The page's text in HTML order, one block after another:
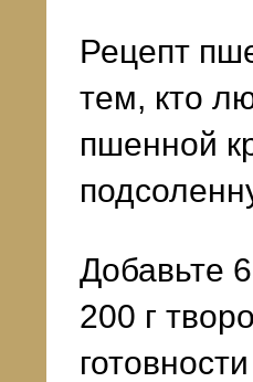
Рецепт
тем, кто
пшенной
Добавьте
200 г